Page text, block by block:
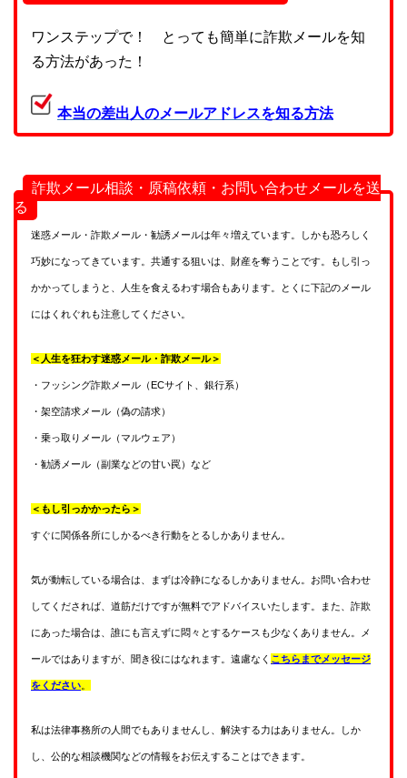
ワンステップで！ とっても簡単に詐欺メールを知
る方法があった！
本当の差出人のメールアドレスを知る方法
詐欺メール相談・原稿依頼・お問い合わせメールを送
る
迷惑メール・詐欺メール・勧誘メールは年々増えています。しかも恐ろしく
巧妙になってきています。共通する狙いは、財産を奪うことです。もし引っ
かかってしまうと、人生を食えるわす場合もあります。とくに下記のメール
にはくれぐれも注意してください。
＜人生を狂わす迷惑メール・詐欺メール＞
・フッシング詐欺メール（ECサイト、銀行系）
・架空請求メール（偽の請求）
・乗っ取りメール（マルウェア）
・勧誘メール（副業などの甘い罠）など
＜もし引っかかったら＞
すぐに関係各所にしかるべき行動をとるしかありません。
気が動転している場合は、まずは冷静になるしかありません。お問い合わせ
してくだされば、道筋だけですが無料でアドバイスいたします。また、詐欺
にあった場合は、誰にも言えずに悶々とするケースも少なくありません。メ
ールではありますが、聞き役にはなれます。遠慮なく こちらまでメッセージ
をください。
私は法律事務所の人間でもありませんし、解決する力はありません。しか
し、公的な相談機関などの情報をお伝えすることはできます。